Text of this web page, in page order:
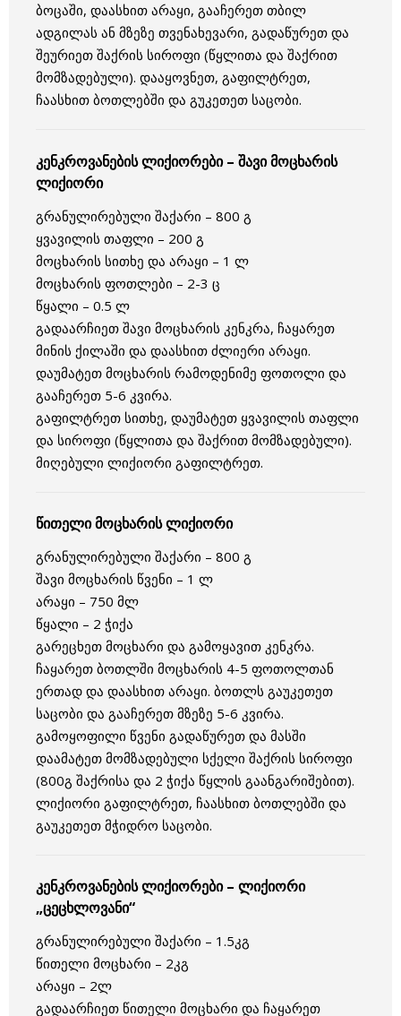
ბოცაში, დაასხით არაყი, გააჩერეთ თბილ
ადგილას ან მზეზე თვენახევარი, გადაწურეთ და
შეურიეთ შაქრის სიროფი (წყლითა და შაქრით
მომზადებული). დააყოვნეთ, გაფილტრეთ,
ჩაასხით ბოთლებში და გუკეთეთ საცობი.
კენკროვანების ლიქიორები – შავი მოცხარის
ლიქიორი
გრანულირებული შაქარი – 800 გ
ყვავილის თაფლი – 200 გ
მოცხარის სითხე და არაყი – 1 ლ
მოცხარის ფოთლები – 2-3 ც
წყალი – 0.5 ლ
გადაარჩიეთ შავი მოცხარის კენკრა, ჩაყარეთ
მინის ქილაში და დაასხით ძლიერი არაყი.
დაუმატეთ მოცხარის რამოდენიმე ფოთოლი და
გააჩერეთ 5-6 კვირა.
გაფილტრეთ სითხე, დაუმატეთ ყვავილის თაფლი
და სიროფი (წყლითა და შაქრით მომზადებული).
მიღებული ლიქიორი გაფილტრეთ.
წითელი მოცხარის ლიქიორი
გრანულირებული შაქარი – 800 გ
შავი მოცხარის წვენი – 1 ლ
არაყი – 750 მლ
წყალი – 2 ჭიქა
გარეცხეთ მოცხარი და გამოყავით კენკრა.
ჩაყარეთ ბოთლში მოცხარის 4-5 ფოთოლთან
ერთად და დაასხით არაყი. ბოთლს გაუკეთეთ
საცობი და გააჩერეთ მზეზე 5-6 კვირა.
გამოყოფილი წვენი გადაწურეთ და მასში
დაამატეთ მომზადებული სქელი შაქრის სიროფი
(800გ შაქრისა და 2 ჭიქა წყლის გაანგარიშებით).
ლიქიორი გაფილტრეთ, ჩაასხით ბოთლებში და
გაუკეთეთ მჭიდრო საცობი.
კენკროვანების ლიქიორები – ლიქიორი
„ცეცხლოვანი“
გრანულირებული შაქარი – 1.5კგ
წითელი მოცხარი – 2კგ
არაყი – 2ლ
გადაარჩიეთ წითელი მოცხარი და ჩაყარეთ